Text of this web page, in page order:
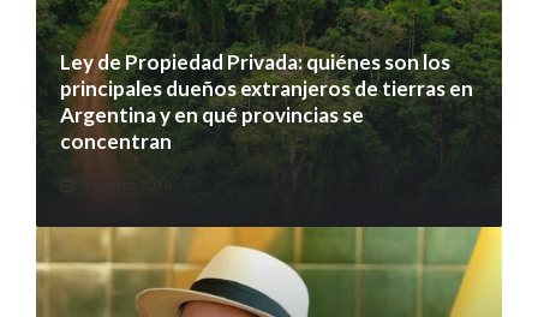
Ley de Propiedad Privada: quiénes son los
principales dueños extranjeros de tierras en
Argentina y en qué provincias se
concentran